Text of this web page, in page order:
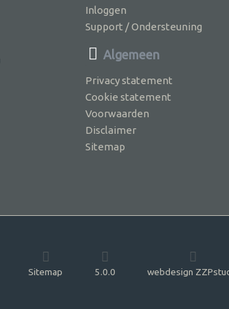
Inloggen
Support / Ondersteuning
Algemeen
Privacy statement
Cookie statement
Voorwaarden
Disclaimer
Sitemap
Sitemap 5.0.0 webdesign